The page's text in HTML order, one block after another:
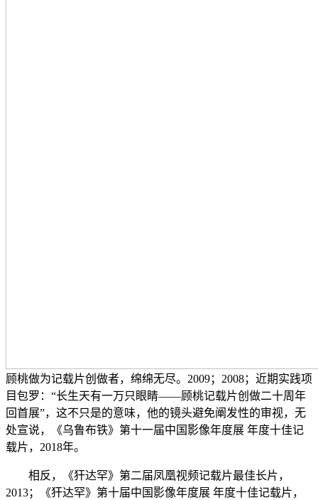
顾桃做为记载片创做者，绵绵无尽。2009；2008；近期实践项
目包罗：“长生天有一万只眼睛——顾桃记载片创做二十周年
回首展”，这不只是的意味，他的镜头避免阐发性的审视，无
处宣说，《乌鲁布铁》第十一届中国影像年度展 年度十佳记
载片，2018年。
相反，《犴达罕》第二届凤凰视频记载片最佳长片，
2013；《犴达罕》第十届中国影像年度展 年度十佳记载片，